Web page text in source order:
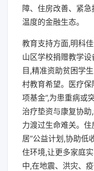
障、住房改善、紧
温度的金融生态。
教育支持方面,明科
山区学校捐赠教学设
目,精准资助贫困学
村教育希望。医疗保
项基金”,为患重病或
治疗垫资与康复协
力渡过生命难关。
居”公益计划,协助低
住环境,让更多家庭
中,在地震、洪灾、